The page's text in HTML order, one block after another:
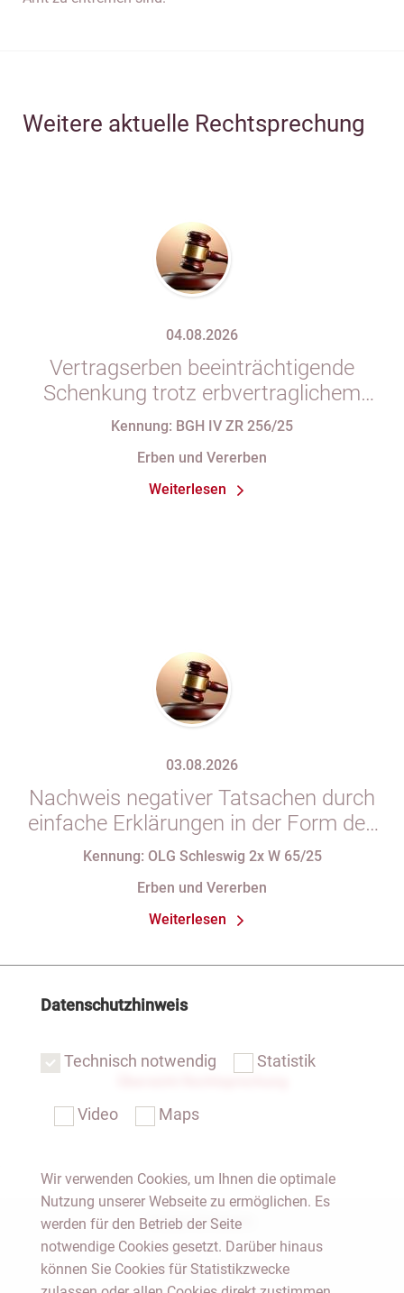
Weitere aktuelle Rechtsprechung
04.08.2026
Vertragserben beeinträchtigende
Schenkung trotz erbvertraglichem
Rücktrittsvorbehalt
Kennung: BGH IV ZR 256/25
Erben und Vererben
Weiterlesen
03.08.2026
Nachweis negativer Tatsachen durch
einfache Erklärungen in der Form des
§ 29 GBO (hier: Nichtgeltendmachung
Kennung: OLG Schleswig 2x W 65/25
Erben und Vererben
Weiterlesen
Notar Dresden
Fachgebiete
Datenschutzhinweis
Technisch notwendig Statistik
Video Maps
Wir verwenden Cookies, um Ihnen die optimale
Nutzung unserer Webseite zu ermöglichen. Es
werden für den Betrieb der Seite
notwendige Cookies gesetzt. Darüber hinaus
können Sie Cookies für Statistikzwecke